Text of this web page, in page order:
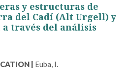
y estructuras de
del Cadí (Alt Urgell) y
través del análisis
| Euba, I.